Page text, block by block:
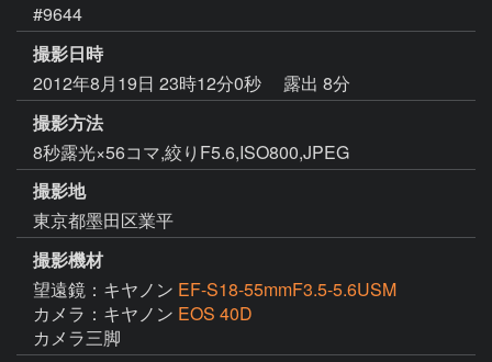
#9644
撮影日時
2012年8月19日 23時12分0秒
露出 8分
撮影方法
8秒露光×56コマ,絞りF5.6,ISO800,JPEG
撮影地
東京都墨田区業平
撮影機材
望遠鏡：キヤノン EF-S18-55mmF3.5-5.6USM
カメラ：キヤノン EOS 40D
カメラ三脚